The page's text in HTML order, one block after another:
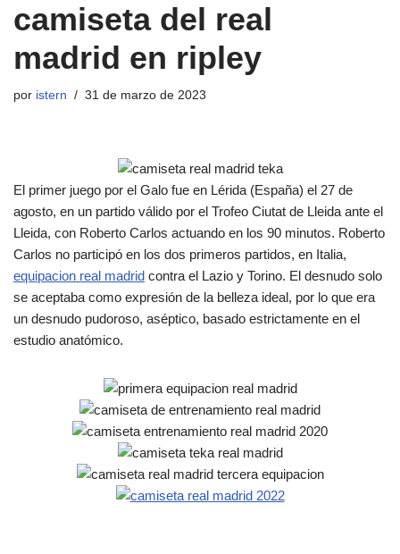
camiseta del real
madrid en ripley
por istern 31 de marzo de 2023
El primer juego por el Galo fue en Lérida (España) el 27 de
agosto, en un partido válido por el Trofeo Ciutat de Lleida ante el
Lleida, con Roberto Carlos actuando en los 90 minutos. Roberto
Carlos no participó en los dos primeros partidos, en Italia,
equipacion real madrid contra el Lazio y Torino. El desnudo solo
se aceptaba como expresión de la belleza ideal, por lo que era
un desnudo pudoroso, aséptico, basado estrictamente en el
estudio anatómico.